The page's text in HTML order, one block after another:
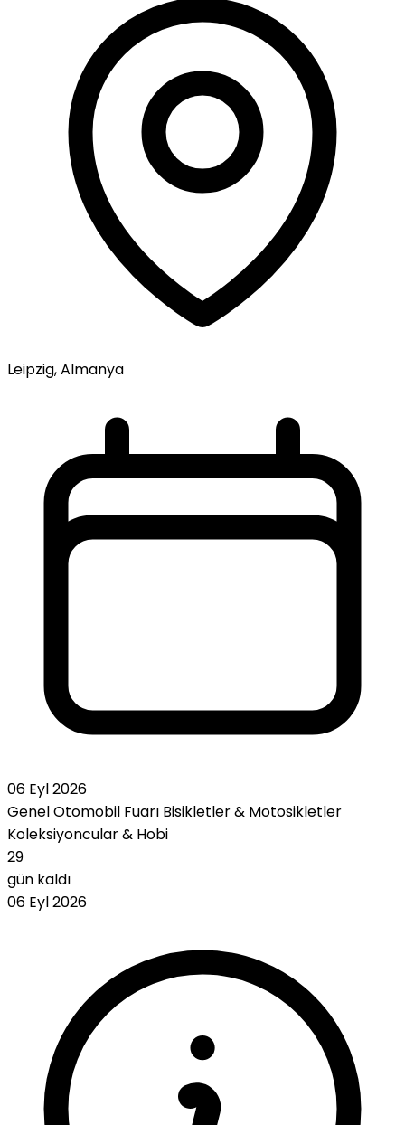
Leipzig, Almanya
06 Eyl 2026
Genel Otomobil Fuarı Bisikletler & Motosikletler
Koleksiyoncular & Hobi
29
gün kaldı
06 Eyl 2026